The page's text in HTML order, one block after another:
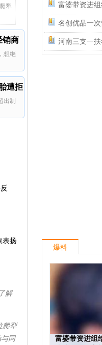
犁
销商
想继
遭拒
出制
表扬
解
爬犁
同
死一伤富婆带资进
崩溃自曝遇富婆
名创优品一
内裤被吐槽质量
河南三支一
爆料
富婆带资进组